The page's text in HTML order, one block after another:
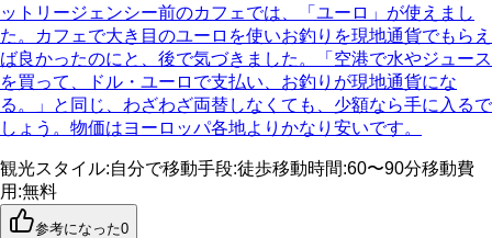
ットリージェンシー前のカフェでは、「ユーロ」が使えまし
た。カフェで大き目のユーロを使いお釣りを現地通貨でもらえ
ば良かったのにと、後で気づきました。「空港で水やジュース
を買って、ドル・ユーロで支払い、お釣りが現地通貨にな
る。」と同じ、わざわざ両替しなくても、少額なら手に入るで
しょう。物価はヨーロッパ各地よりかなり安いです。
観光スタイル:自分で移動手段:徒歩移動時間:60〜90分移動費
用 :無料
参考になった0